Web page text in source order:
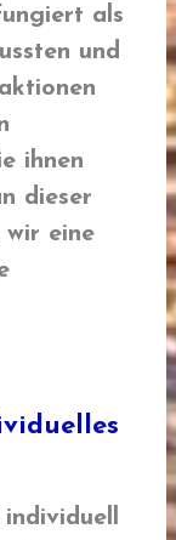
als
und
ihnen
dieser
eine